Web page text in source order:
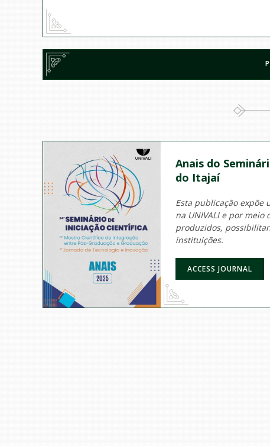
Anais do
do Itajaí
Esta publicação expõe
na UNIVALI e por
produzidos,
instituições.
ACCESS JOURNAL